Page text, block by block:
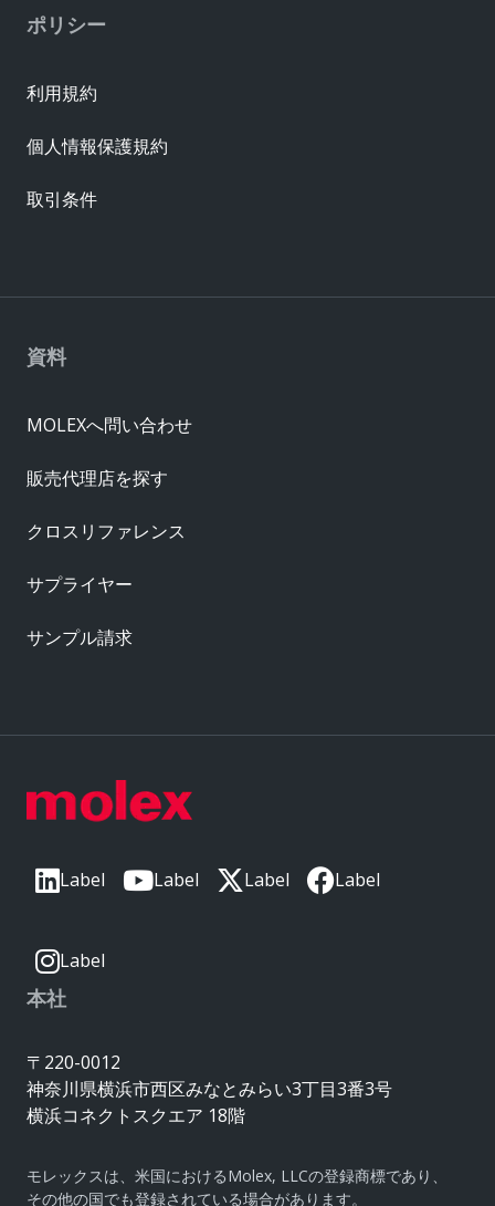
Label Label Label Label
Label
本社
〒220-0012
神奈川県横浜市西区みなとみらい3丁目3番3号
横浜コネクトスクエア 18階
モレックスは、米国におけるMolex, LLCの登録商標であり、
その他の国でも登録されている場合があります。
資料
MOLEXへ問い合わせ
販売代理店を探す
クロスリファレンス
サプライヤー
サンプル請求
ポリシー
利用規約
個人情報保護規約
取引条件